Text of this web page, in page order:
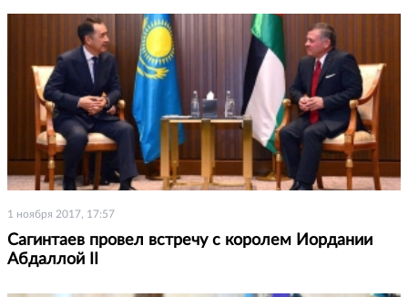
1 ноября 2017, 17:57
Сагинтаев провел встречу с королем Иордании
Абдаллой II